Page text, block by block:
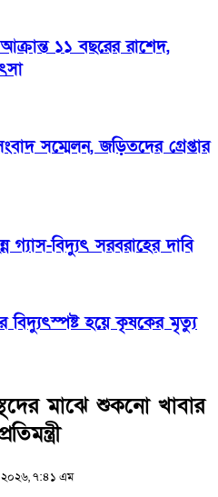
১১ বছরের রাশেদ,
সম্মেলন, জড়িতদের গ্রেপ্তার
গ্যাস-বিদ্যুৎ সরবরাহের দাবি
বিদ্যুৎস্পষ্ট হয়ে কৃষকের মৃত্যু
মাঝে শুকনো খাবার
২০২৬, ৭:৪১ এম